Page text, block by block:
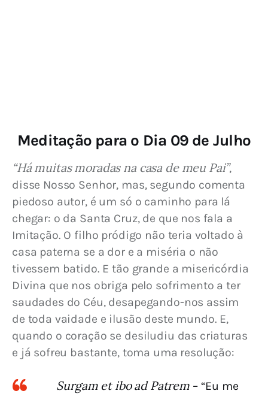
Meditação para o Dia 09 de Julho
“Há muitas moradas na casa de meu Pai”,
disse Nosso Senhor, mas, segundo comenta
piedoso autor, é um só o caminho para lá
chegar: o da Santa Cruz, de que nos fala a
Imitação. O filho pródigo não teria voltado à
casa paterna se a dor e a miséria o não
tivessem batido. E tão grande a misericórdia
Divina que nos obriga pelo sofrimento a ter
saudades do Céu, desapegando-nos assim
de toda vaidade e ilusão deste mundo. E,
quando o coração se desiludiu das criaturas
e já sofreu bastante, toma uma resolução:
Surgam et ibo ad Patrem– “Eu me